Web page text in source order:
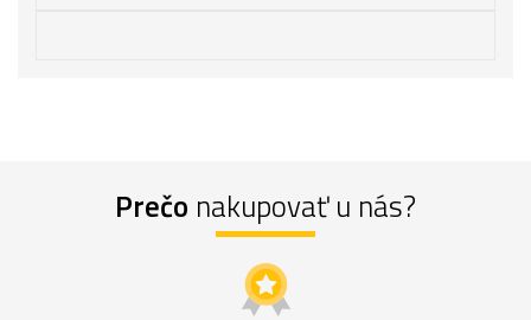
Prečo nakupovať u nás?